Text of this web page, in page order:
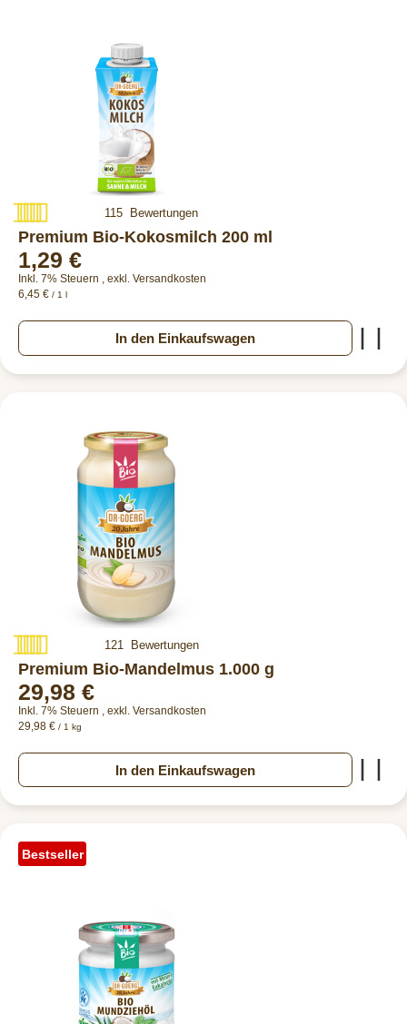
Bewertung:
97%
115 Bewertungen
Premium Bio-Kokosmilch 200 ml
1,29 €
Inkl. 7% Steuern , exkl. Versandkosten
6,45 € / 1 l
In den Einkaufswagen
Bewertung:
97%
121 Bewertungen
Premium Bio-Mandelmus 1.000 g
29,98 €
Inkl. 7% Steuern , exkl. Versandkosten
29,98 € / 1 kg
In den Einkaufswagen
Bestseller